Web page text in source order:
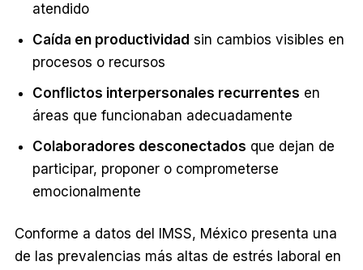
atendido
Caída en productividad sin cambios visibles en
procesos o recursos
Conflictos interpersonales recurrentes en
áreas que funcionaban adecuadamente
Colaboradores desconectados que dejan de
participar, proponer o comprometerse
emocionalmente
Conforme a datos del IMSS, México presenta una
de las prevalencias más altas de estrés laboral en